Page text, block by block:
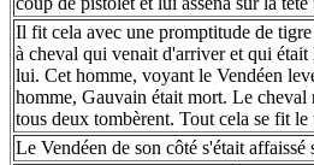
Il fit cela avec une promptitude de
à cheval qui venait d'arriver et qui était
lui. Cet homme, voyant le Vendéen
homme, Gauvain était mort. Le cheval
tous deux tombèrent. Tout cela se fit le
Le Vendéen de son côté s'était affaissé